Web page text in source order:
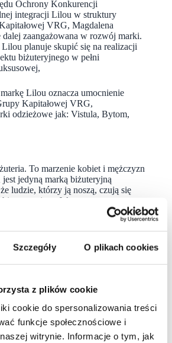
Szczegóły O plikach cookies
z plików cookie
cookie do spersonalizowania treści
funkcje społecznościowe i
witrynie. Informacje o tym, jak
Ochrony Konkurencji
integracji Lilou w struktury
VRG, Magdalena
dalej zaangażowana w rozwój marki.
planuje skupić się na realizacji
biżuteryjnego w pełni
Lilou oznacza umocnienie
Kapitałowej VRG,
odzieżowe jak: Vistula, Bytom,
To marzenie kobiet i mężczyzn
jedyną marką biżuteryjną
ludzie, którzy ją noszą, czują się
nawzajem. Jako nowoczesny
rzemiosła, z sukcesem
W ponad 180 salonach
oferuje najwyższej jakości
kamienie szlachetne
najnowszymi trendami.
trendy czynią nas
przedstawicielem światowych
Patek Philippe, Cartier, Chopard,
Le Coutre, Franck Muller,
Longines, Rado, Tissot, Frederique